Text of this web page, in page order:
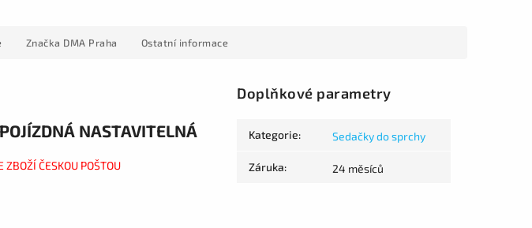
Značka DMA Praha Ostatní informace
NASTAVITELNÁ
ČESKOU POŠTOU
Doplňkové parametry
Kategorie: Sedačky do sprchy
Záruka: 24 měsíců